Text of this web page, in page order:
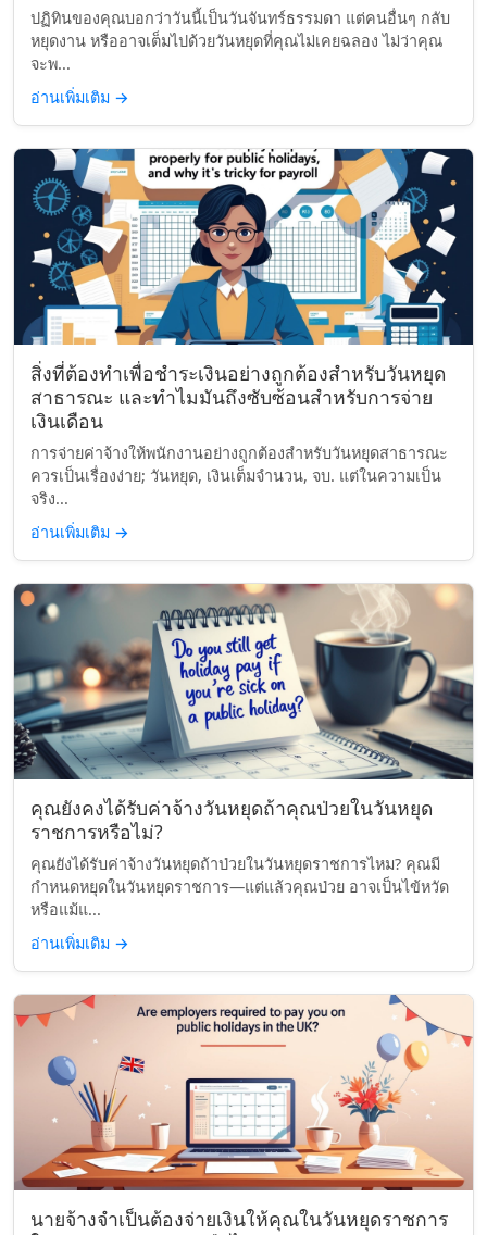
ปฏิทินของคุณบอกว่าวันนี้เป็นวันจันทร์ธรรมดา แต่คนอื่นๆ กลับ
หยุดงาน หรืออาจเต็มไปด้วยวันหยุดที่คุณไม่เคยฉลอง ไม่ว่าคุณ
จะพ...
อ่านเพิ่มเติม →
สิ่งที่ต้องทำเพื่อชำระเงินอย่างถูกต้องสำหรับวันหยุด
สาธารณะ และทำไมมันถึงซับซ้อนสำหรับการจ่าย
เงินเดือน
การจ่ายค่าจ้างให้พนักงานอย่างถูกต้องสำหรับวันหยุดสาธารณะ
ควรเป็นเรื่องง่าย; วันหยุด, เงินเต็มจำนวน, จบ. แต่ในความเป็น
จริง...
อ่านเพิ่มเติม →
คุณยังคงได้รับค่าจ้างวันหยุดถ้าคุณป่วยในวันหยุด
ราชการหรือไม่?
คุณยังได้รับค่าจ้างวันหยุดถ้าป่วยในวันหยุดราชการไหม? คุณมี
กำหนดหยุดในวันหยุดราชการ—แต่แล้วคุณป่วย อาจเป็นไข้หวัด
หรือแม้แ...
อ่านเพิ่มเติม →
นายจ้างจำเป็นต้องจ่ายเงินให้คุณในวันหยุดราชการ